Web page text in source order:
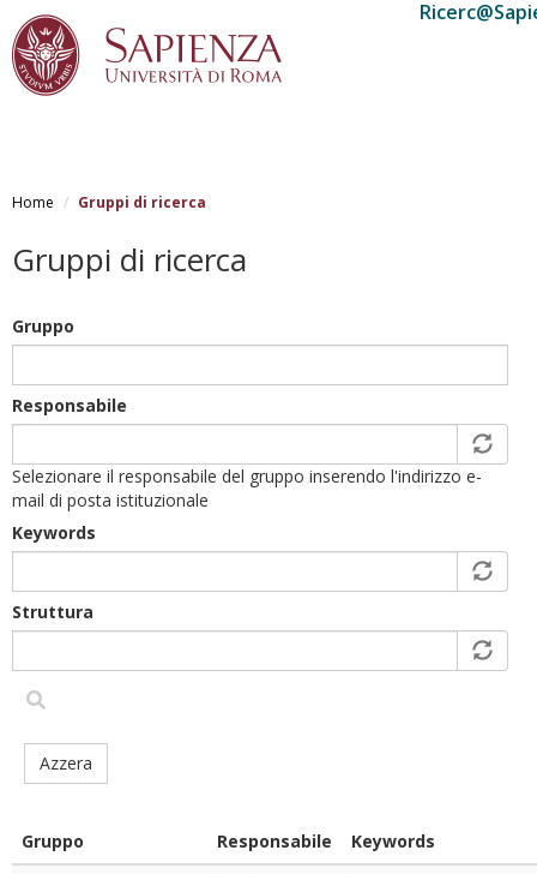
al
principale
Home Gruppi di ricerca
Gruppi di ricerca
Gruppo
Responsabile
Selezionare il responsabile del gruppo inserendo l'indirizzo e-
mail di posta istituzionale
Keywords
Struttura
Azzera
Gruppo Responsabile
Keywords